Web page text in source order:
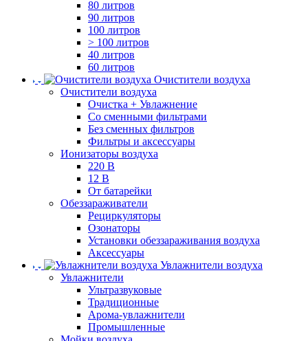
80 литров
90 литров
100 литров
> 100 литров
40 литров
60 литров
Очистители воздуха
Очистители воздуха
Очистка + Увлажнение
Cо сменными фильтрами
Без сменных фильтров
Фильтры и аксессуары
Ионизаторы воздуха
220 В
12 В
От батарейки
Обеззараживатели
Рециркуляторы
Озонаторы
Установки обеззараживания воздуха
Аксессуары
Увлажнители воздуха
Увлажнители
Ультразвуковые
Традиционные
Арома-увлажнители
Промышленные